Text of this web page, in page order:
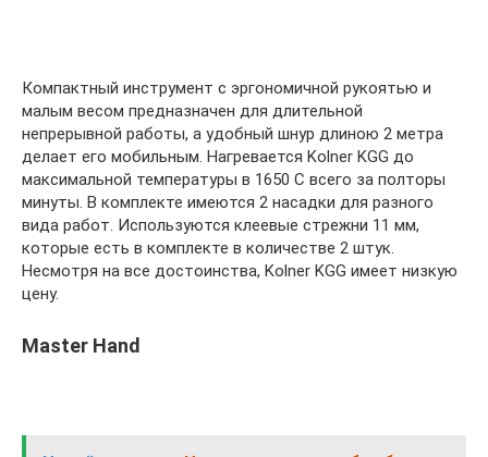
Компактный инструмент с эргономичной рукоятью и
малым весом предназначен для длительной
непрерывной работы, а удобный шнур длиною 2 метра
делает его мобильным. Нагревается Kolner KGG до
максимальной температуры в 1650 C всего за полторы
минуты. В комплекте имеются 2 насадки для разного
вида работ. Используются клеевые стрежни 11 мм,
которые есть в комплекте в количестве 2 штук.
Несмотря на все достоинства, Kolner KGG имеет низкую
цену.
Master Hand